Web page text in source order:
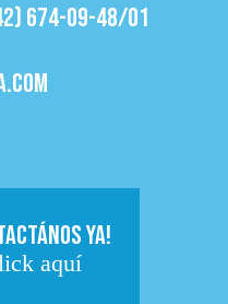
674-09-48/01
YA!
aquí